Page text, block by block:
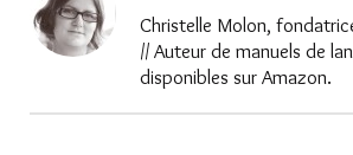
Christelle Molon,
// Auteur de manuels de
disponibles sur Amazon.